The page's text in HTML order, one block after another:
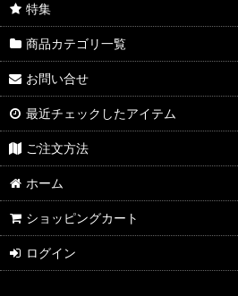
特集
商品カテゴリ一覧
お問い合せ
最近チェックしたアイテム
ご注文方法
ホーム
ショッピングカート
ログイン